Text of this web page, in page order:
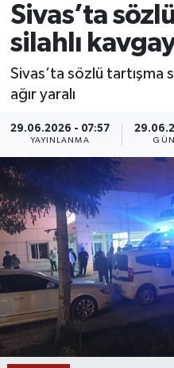
Sivas’ta
silahlı
Sivas’ta sözlü tartışma
ağır yaralı
29.06.2026 - 07:57
YAYINLANMA
GÜNCEL
KÜLTÜR
MAGAZİN
ÖZEL HABER
RESMİ İLANLAR
SAĞLIK
SİYASET
SOSYAL YARDIMLAR
Son Dakika
Haber Arşivi